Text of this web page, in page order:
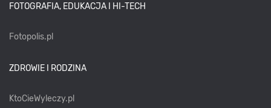
FOTOGRAFIA, EDUKACJA I HI-TECH
Fotopolis.pl
ZDROWIE I RODZINA
KtoCieWyleczy.pl